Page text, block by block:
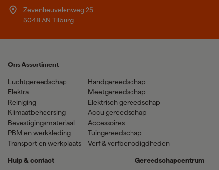
Zevenheuvelenweg 25
5048 AN Tilburg
Ons Assortiment
Luchtgereedschap
Elektra
Reiniging
Klimaatbeheersing
Bevestigingsmateriaal
PBM en werkkleding
Transport en werkplaats
Handgereedschap
Meetgereedschap
Elektrisch gereedschap
Accu gereedschap
Accessoires
Tuingereedschap
Verf & verfbenodigdheden
Hulp & contact Gereedschapcentrum